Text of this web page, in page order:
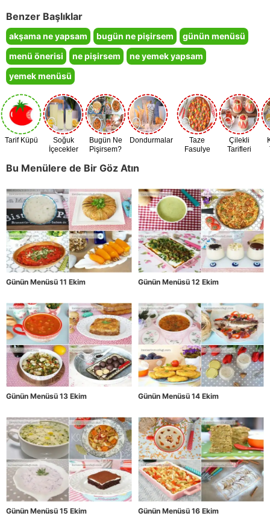
Benzer Başlıklar
akşama ne yapsam bugün ne pişirsem
günün menüsü
menü önerisi
ne pişirsem
ne yemek yapsam
yemek menüsü
Tarif Küpü
Soğuk
İçecekler
Bugün Ne
Pişirsem?
Dondurmalar
Taze
Fasulye
Çilekli
Tarifleri
Bu Menülere de Bir Göz Atın
Günün Menüsü 11 Ekim Günün Menüsü 12 Ekim
Günün Menüsü 13 Ekim Günün Menüsü 14 Ekim
Günün Menüsü 15 Ekim Günün Menüsü 16 Ekim